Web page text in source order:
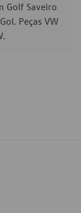
Golf Saveiro
Peças VW